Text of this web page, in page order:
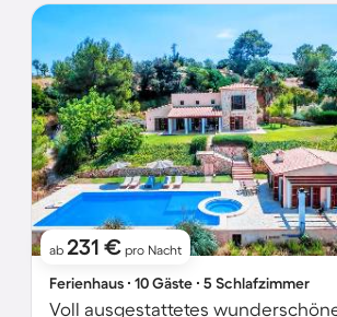
ab 231 € pro Nacht
Ferienhaus ∙ 10 Gäste ∙ 5 Schlafzimmer